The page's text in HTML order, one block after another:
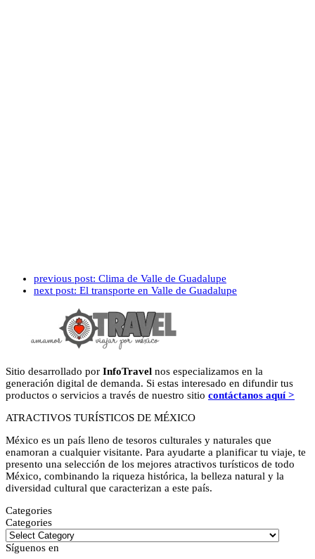
previous post: Clima de Valle de Guadalupe
next post: El transporte en Valle de Guadalupe
Sitio desarrollado por InfoTravel nos especializamos en la
generación digital de demanda. Si estas interesado en difundir tus
productos o servicios a través de nuestro sitio contáctanos aquí >
ATRACTIVOS TURÍSTICOS DE MÉXICO
México es un país lleno de tesoros culturales y naturales que
enamoran a cualquier visitante. Para ayudarte a planificar tu viaje, te
presento una selección de los mejores atractivos turísticos de todo
México, combinando la riqueza histórica, la belleza natural y la
diversidad cultural que caracterizan a este país.
Categories
Categories
Síguenos en